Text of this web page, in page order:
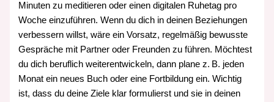
Minuten zu meditieren oder einen digitalen Ruhetag pro
Woche einzuführen. Wenn du dich in deinen Beziehungen
verbessern willst, wäre ein Vorsatz, regelmäßig bewusste
Gespräche mit Partner oder Freunden zu führen. Möchtest
du dich beruflich weiterentwickeln, dann plane z. B. jeden
Monat ein neues Buch oder eine Fortbildung ein. Wichtig
ist, dass du deine Ziele klar formulierst und sie in deinen